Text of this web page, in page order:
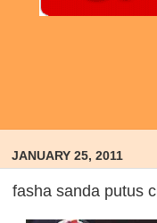
JANUARY 25, 2011
fasha sanda putus